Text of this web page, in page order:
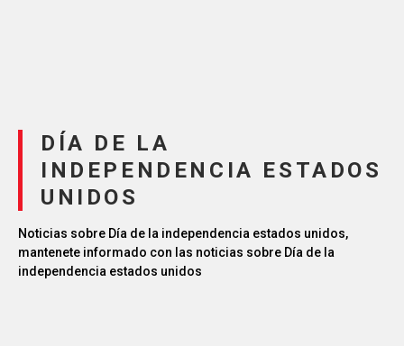
DÍA DE LA
INDEPENDENCIA ESTADOS
UNIDOS
Noticias sobre Día de la independencia estados unidos,
mantenete informado con las noticias sobre Día de la
independencia estados unidos